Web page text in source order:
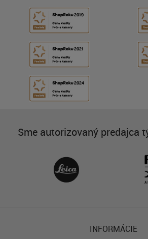
Sme autorizovaný predajca
INFORMÁCIE